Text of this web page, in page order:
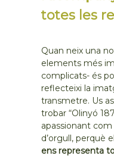
totes les
Quan neix una
elements més
complicats- és
reflecteixi la
transmetre. Us
trobar “Olinyó
apassionant
d’orgull, perquè
ens representa